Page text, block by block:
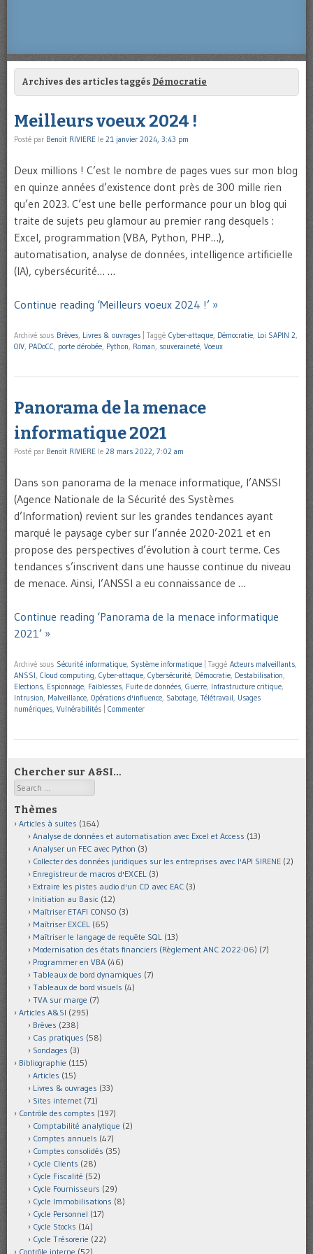
Archives des articles taggés Démocratie
Meilleurs voeux 2024 !
Posté par Benoît RIVIERE le 21 janvier 2024, 3:43 pm
Deux millions ! C’est le nombre de pages vues sur mon blog
en quinze années d’existence dont près de 300 mille rien
qu’en 2023. C’est une belle performance pour un blog qui
traite de sujets peu glamour au premier rang desquels :
Excel, programmation (VBA, Python, PHP…),
automatisation, analyse de données, intelligence artificielle
(IA), cybersécurité… …
Continue reading ‘Meilleurs voeux 2024 !’ »
Archivé sous Brèves, Livres & ouvrages Taggé Cyber-attaque, Démocratie, Loi SAPIN 2,
OIV, PADoCC, porte dérobée, Python, Roman, souveraineté, Voeux
Panorama de la menace
informatique 2021
Posté par Benoît RIVIERE le 28 mars 2022, 7:02 am
Dans son panorama de la menace informatique, l’ANSSI
(Agence Nationale de la Sécurité des Systèmes
d’Information) revient sur les grandes tendances ayant
marqué le paysage cyber sur l’année 2020-2021 et en
propose des perspectives d’évolution à court terme. Ces
tendances s’inscrivent dans une hausse continue du niveau
de menace. Ainsi, l’ANSSI a eu connaissance de …
Continue reading ‘Panorama de la menace informatique
2021’ »
Archivé sous Sécurité informatique, Système informatique Taggé Acteurs malveillants,
ANSSI, Cloud computing, Cyber-attaque, Cybersécurité, Démocratie, Destabilisation,
Elections, Espionnage, Faiblesses, Fuite de données, Guerre, Infrastructure critique,
Intrusion, Malveillance, Opérations d'influence, Sabotage, Télétravail, Usages
numériques, Vulnérabilités Commenter
Chercher sur A&SI…
Search
Thèmes
Articles à suites (164)
Analyse de données et automatisation avec Excel et Access (13)
Analyser un FEC avec Python (3)
Collecter des données juridiques sur les entreprises avec l'API SIRENE (2)
Enregistreur de macros d'EXCEL (3)
Extraire les pistes audio d'un CD avec EAC (3)
Initiation au Basic (12)
Maîtriser ETAFI CONSO (3)
Maîtriser EXCEL (65)
Maîtriser le langage de requête SQL (13)
Modernisation des états financiers (Règlement ANC 2022-06) (7)
Programmer en VBA (46)
Tableaux de bord dynamiques (7)
Tableaux de bord visuels (4)
TVA sur marge (7)
Articles A&SI (295)
Brèves (238)
Cas pratiques (58)
Sondages (3)
Bibliographie (115)
Articles (15)
Livres & ouvrages (33)
Sites internet (71)
Contrôle des comptes (197)
Comptabilité analytique (2)
Comptes annuels (47)
Comptes consolidés (35)
Cycle Clients (28)
Cycle Fiscalité (52)
Cycle Fournisseurs (29)
Cycle Immobilisations (8)
Cycle Personnel (17)
Cycle Stocks (14)
Cycle Trésorerie (22)
Contrôle interne (52)